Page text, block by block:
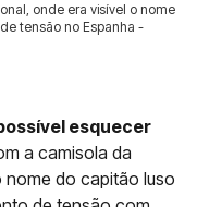
onde era visível o nome
tensão no Espanha -
esquecer
a camisola da
nome do capitão luso